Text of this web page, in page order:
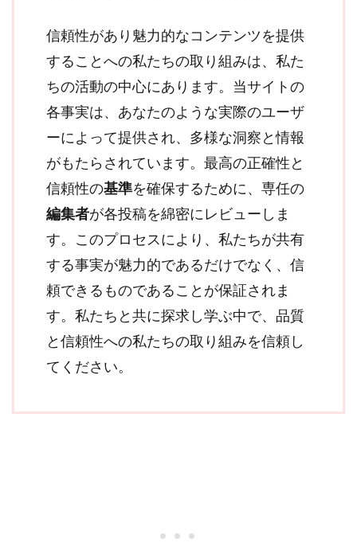
信頼性があり魅力的なコンテンツを提供
することへの私たちの取り組みは、私た
ちの活動の中心にあります。当サイトの
各事実は、あなたのような実際のユーザ
ーによって提供され、多様な洞察と情報
がもたらされています。最高の正確性と
信頼性の基準を確保するために、専任の
編集者が各投稿を綿密にレビューしま
す。このプロセスにより、私たちが共有
する事実が魅力的であるだけでなく、信
頼できるものであることが保証されま
す。私たちと共に探求し学ぶ中で、品質
と信頼性への私たちの取り組みを信頼し
てください。